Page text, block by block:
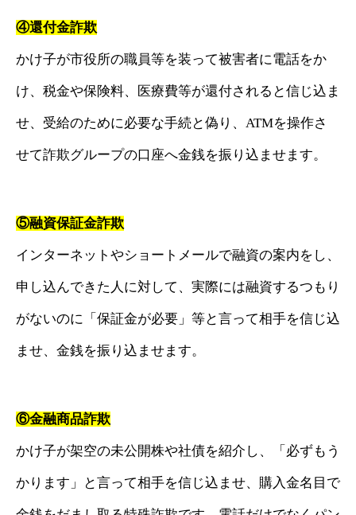
④還付金詐欺
かけ子が市役所の職員等を装って被害者に電話をか
け、税金や保険料、医療費等が還付されると信じ込ま
せ、受給のために必要な手続と偽り、ATMを操作さ
せて詐欺グループの口座へ金銭を振り込ませます。
⑤融資保証金詐欺
インターネットやショートメールで融資の案内をし、
申し込んできた人に対して、実際には融資するつもり
がないのに「保証金が必要」等と言って相手を信じ込
ませ、金銭を振り込ませます。
⑥金融商品詐欺
かけ子が架空の未公開株や社債を紹介し、「必ずもう
かります」と言って相手を信じ込ませ、購入金名目で